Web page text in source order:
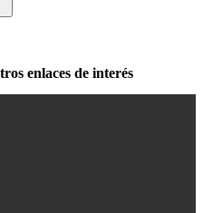
enlaces de interés